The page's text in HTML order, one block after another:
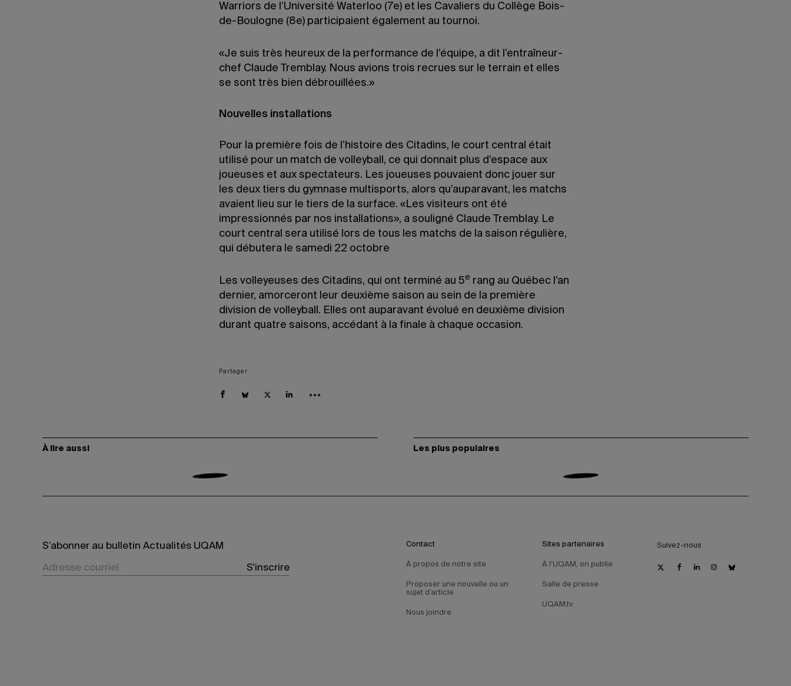
Warriors de l’Université Waterloo (7e) et les Cavaliers du Collège Bois-
de-Boulogne (8e) participaient également au tournoi.
«Je suis très heureux de la performance de l’équipe, a dit l’entraîneur-
chef Claude Tremblay. Nous avions trois recrues sur le terrain et elles
se sont très bien débrouillées.»
Nouvelles installations
Pour la première fois de l’histoire des Citadins, le court central était
utilisé pour un match de volleyball, ce qui donnait plus d’espace aux
joueuses et aux spectateurs. Les joueuses pouvaient donc jouer sur
les deux tiers du gymnase multisports, alors qu’auparavant, les matchs
avaient lieu sur le tiers de la surface. «Les visiteurs ont été
impressionnés par nos installations», a souligné Claude Tremblay. Le
court central sera utilisé lors de tous les matchs de la saison régulière,
qui débutera le samedi 22 octobre
Les volleyeuses des Citadins, qui ont terminé au 5e rang au Québec l’an
dernier, amorceront leur deuxième saison au sein de la première
division de volleyball. Elles ont auparavant évolué en deuxième division
durant quatre saisons, accédant à la finale à chaque occasion.
Partager
À lire aussi Les plus populaires
S’abonner au bulletin Actualités UQAM
S'inscrire
Contact
À propos de notre site
Proposer une nouvelle ou un
sujet d’article
Nous joindre
Sites partenaires
À l’UQAM, on publie
Salle de presse
UQAM.tv
Suivez-nous